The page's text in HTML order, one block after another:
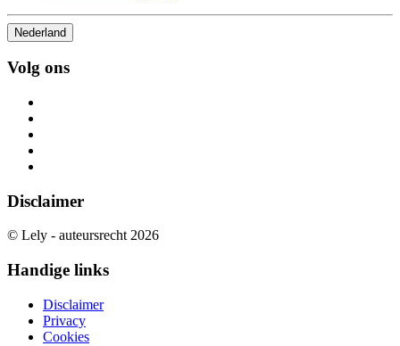
Nederland
Volg ons
Disclaimer
© Lely - auteursrecht 2026
Handige links
Disclaimer
Privacy
Cookies